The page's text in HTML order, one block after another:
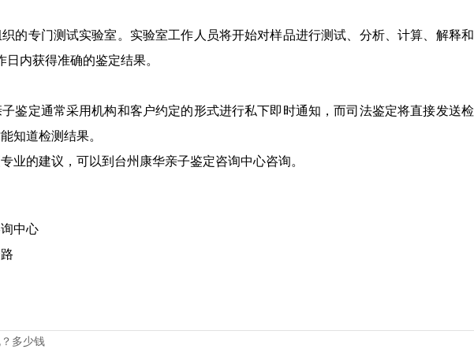
的专门测试实验室。实验室工作人员将开始对样品进行测试、分析、计算、解释
内获得准确的鉴定结果。
鉴定通常采用机构和客户约定的形式进行私下即时通知，而司法鉴定将直接发送
知道检测结果。
业的建议，可以到台州康华亲子鉴定咨询中心咨询。
中心
多少钱